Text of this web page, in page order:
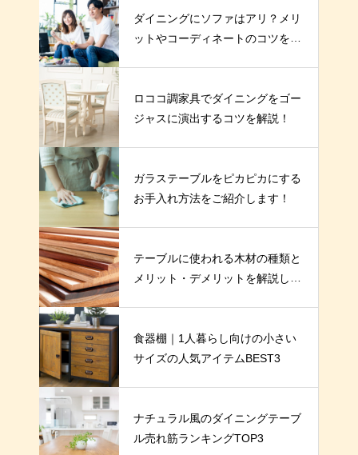
ダイニングにソファはアリ？メリ
ットやコーディネートのコツを解
ロココ調家具でダイニングをゴー
ジャスに演出するコツを解説！
ガラステーブルをピカピカにする
お手入れ方法をご紹介します！
テーブルに使われる木材の種類と
メリット・デメリットを解説しま
食器棚｜1人暮らし向けの小さい
サイズの人気アイテムBEST3
ナチュラル風のダイニングテーブ
ル売れ筋ランキングTOP3